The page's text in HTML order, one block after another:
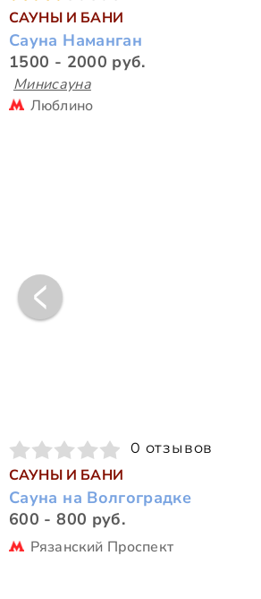
САУНЫ И БАНИ
Сауна Наманган
1500 - 2000 руб.
Минисауна
Люблино
0 отзывов
САУНЫ И БАНИ
Сауна на Волгоградке
600 - 800 руб.
Рязанский Проспект